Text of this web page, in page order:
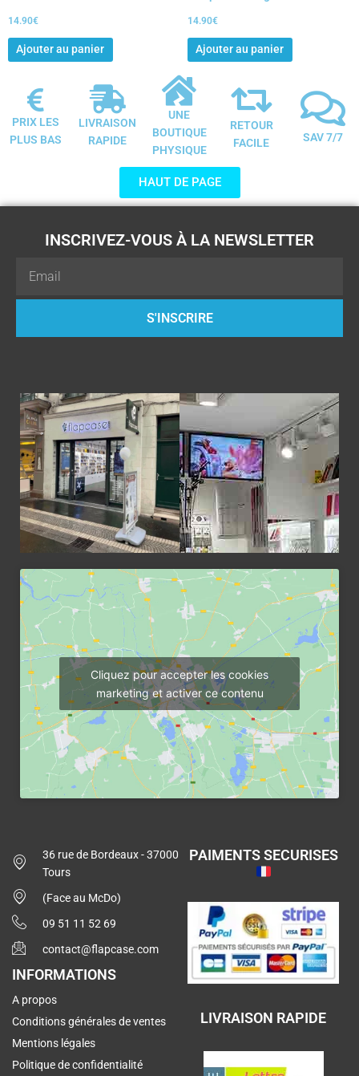
14.90€
Ajouter au panier
14.90€
Ajouter au panier
PRIX LES
PLUS BAS
LIVRAISON
RAPIDE
UNE
BOUTIQUE
PHYSIQUE
RETOUR
FACILE
SAV 7/7
HAUT DE PAGE
INSCRIVEZ-VOUS À LA NEWSLETTER
S'INSCRIRE
Cliquez pour accepter les cookies
marketing et activer ce contenu
36 rue de Bordeaux - 37000
Tours
(Face au McDo)
09 51 11 52 69
contact@flapcase.com
INFORMATIONS
A propos
Conditions générales de ventes
Mentions légales
Politique de confidentialité
PAIMENTS SECURISES
LIVRAISON RAPIDE